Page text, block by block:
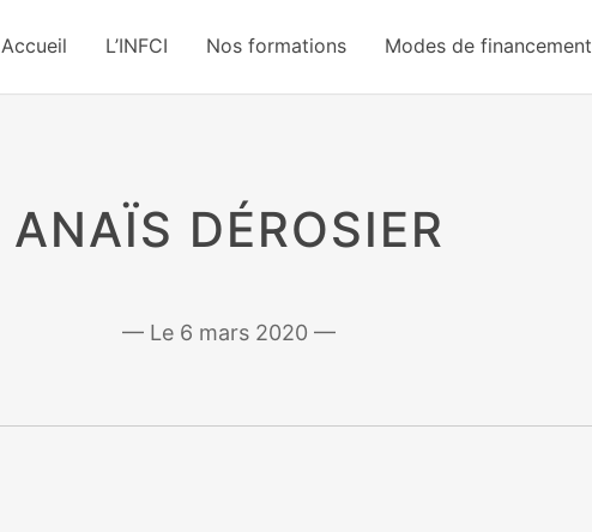
Accueil L’INFCI Nos formations Modes de financement
ANAÏS DÉROSIER
6 mars 2020